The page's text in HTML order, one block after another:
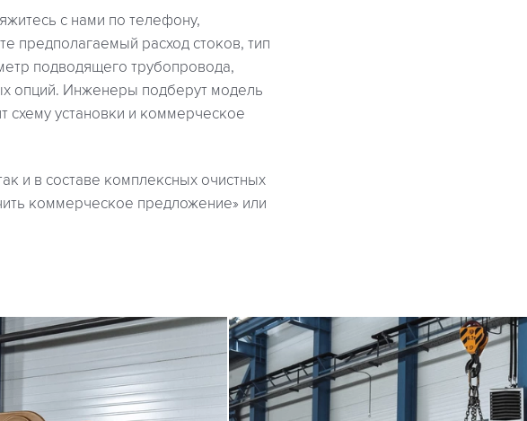
с нами по телефону,
предполагаемый расход стоков, тип
подводящего трубопровода,
опций. Инженеры подберут модель
схему установки и коммерческое
и в составе комплексных очистных
коммерческое предложение» или